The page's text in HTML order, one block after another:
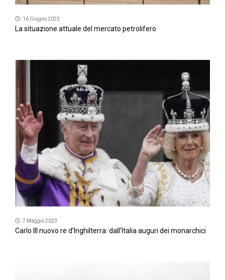
16 Giugno 2023
La situazione attuale del mercato petrolifero
7 Maggio 2023
Carlo III nuovo re d’Inghilterra: dall’Italia auguri dei monarchici